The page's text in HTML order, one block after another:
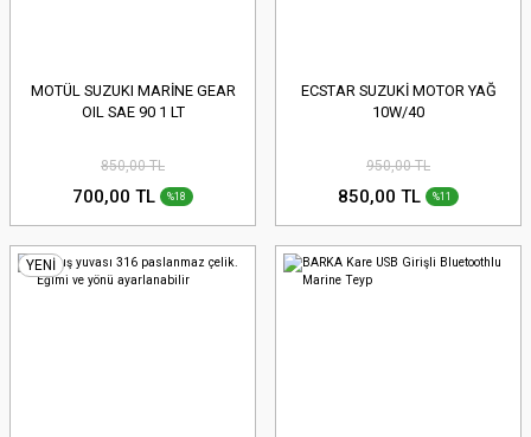
MOTÜL SUZUKI MARİNE GEAR
OIL SAE 90 1 LT
850,00 TL
700,00 TL %18
ECSTAR SUZUKİ MOTOR YAĞ
10W/40
950,00 TL
850,00 TL %11
YENİ